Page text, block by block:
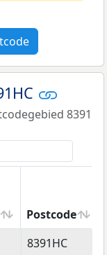
8391
Postcode
Postcode
8391HC